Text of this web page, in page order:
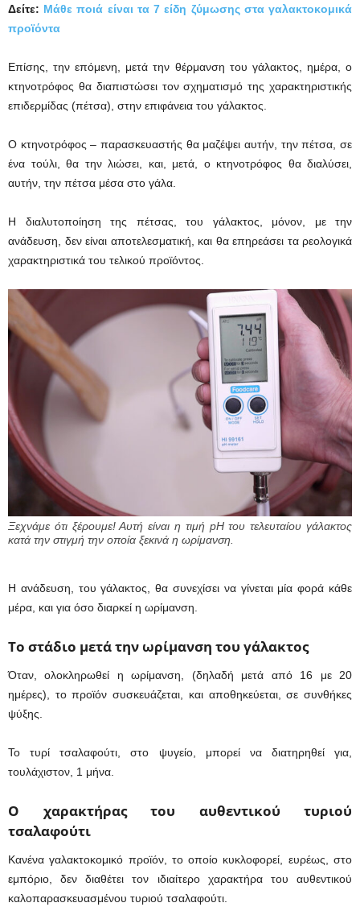
Δείτε: Μάθε ποιά είναι τα 7 είδη ζύμωσης στα γαλακτοκομικά
προϊόντα
Επίσης, την επόμενη, μετά την θέρμανση του γάλακτος, ημέρα, ο
κτηνοτρόφος θα διαπιστώσει τον σχηματισμό της χαρακτηριστικής
επιδερμίδας (πέτσα), στην επιφάνεια του γάλακτος.
Ο κτηνοτρόφος – παρασκευαστής θα μαζέψει αυτήν, την πέτσα, σε
ένα τούλι, θα την λιώσει, και, μετά, ο κτηνοτρόφος θα διαλύσει,
αυτήν, την πέτσα μέσα στο γάλα.
Η διαλυτοποίηση της πέτσας, του γάλακτος, μόνον, με την
ανάδευση, δεν είναι αποτελεσματική, και θα επηρεάσει τα ρεολογικά
χαρακτηριστικά του τελικού προϊόντος.
Ξεχνάμε ότι ξέρουμε! Αυτή είναι η τιμή pH του τελευταίου γάλακτος
κατά την στιγμή την οποία ξεκινά η ωρίμανση.
Η ανάδευση, του γάλακτος, θα συνεχίσει να γίνεται μία φορά κάθε
μέρα, και για όσο διαρκεί η ωρίμανση.
Το στάδιο μετά την ωρίμανση του γάλακτος
Όταν, ολοκληρωθεί η ωρίμανση, (δηλαδή μετά από 16 με 20
ημέρες), το προϊόν συσκευάζεται, και αποθηκεύεται, σε συνθήκες
ψύξης.
Το τυρί τσαλαφούτι, στο ψυγείο, μπορεί να διατηρηθεί για,
τουλάχιστον, 1 μήνα.
Ο χαρακτήρας του αυθεντικού τυριού
τσαλαφούτι
Κανένα γαλακτοκομικό προϊόν, το οποίο κυκλοφορεί, ευρέως, στο
εμπόριο, δεν διαθέτει τον ιδιαίτερο χαρακτήρα του αυθεντικού
καλοπαρασκευασμένου τυριού τσαλαφούτι.